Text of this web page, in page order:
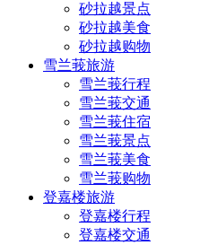
砂拉越景点
砂拉越美食
砂拉越购物
雪兰莪旅游
雪兰莪行程
雪兰莪交通
雪兰莪住宿
雪兰莪景点
雪兰莪美食
雪兰莪购物
登嘉楼旅游
登嘉楼行程
登嘉楼交通